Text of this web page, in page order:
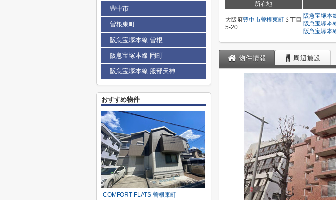
所在地
大阪府豊中市曽根東町 ３丁目
5-20
阪急宝塚本
阪急宝塚本
阪急宝塚本
物件情報 周辺施設
豊中市
曽根東町
阪急宝塚本線 曽根
阪急宝塚本線 岡町
阪急宝塚本線 服部天神
おすすめ物件
COMFORT FLATS 曽根東町